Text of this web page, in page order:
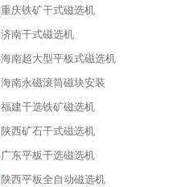
重庆铁矿干式磁选机
济南干式磁选机
海南超大型平板式磁选机
海南永磁滚筒磁块安装
福建干选铁矿磁选机
陕西矿石干式磁选机
广东平板干选磁选机
陕西平板全自动磁选机